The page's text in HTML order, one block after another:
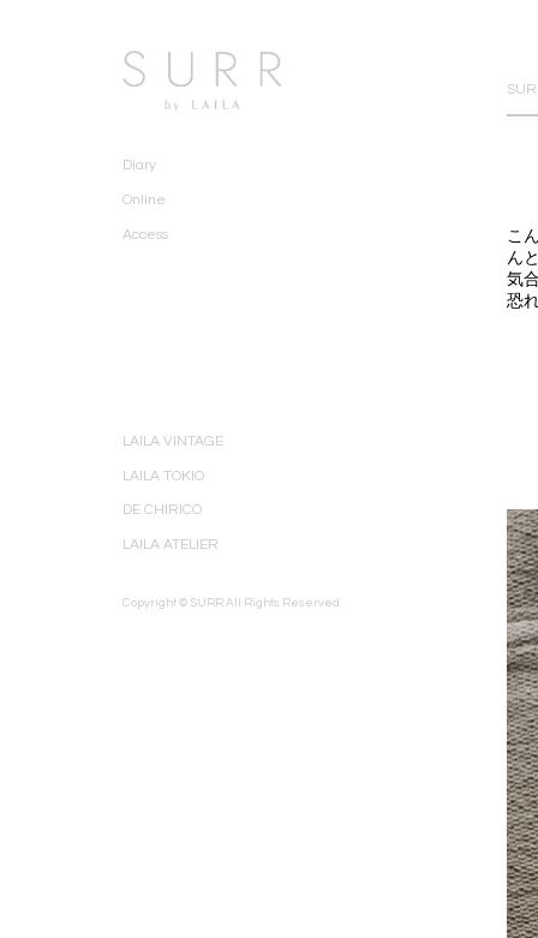
Diary
Online
Access
LAILA VINTAGE
LAILA TOKIO
DE CHIRICO
LAILA ATELIER
Copyright © SURR All Rights Reserved
こ
ん
気
恐